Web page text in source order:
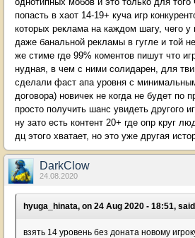
попасть в хаот 14-19+ куча игр
которых реклама на каждом шагу, чего
даже банальной рекламы в гугле и той
же стиме где 99% коментов пишут что
нудная, в чем с ними солидарен, для
сделали фаст апа уровня с
договора) новичек не когда не будет по
просто получить шанс увидеть другого
ну зато есть контент 20+ где опр круг
дц этого хватает, но это уже другая
DarkClow
24.08.2020
hyuga_hinata, on 24 Aug 2020 - 18:51,
взять 14 уровень без доната новому